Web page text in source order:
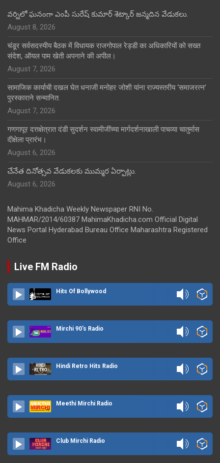
వర్నిలో ఘనంగా ఎంపీ సురేష్ కుమార్ శెట్కార్ జన్మదిన వేడుకలు.
August 8, 2026
चंडूर सर्वसदस्यीय बैठक में विधायक राजगोपाल रेड्डी का अधिकारियों को सख्त
संदेश, ऑयल पाम खेती अपनाने की अपील।
August 7, 2026
सामाजिक कार्याची दखल घेत धनाजी मनोहर जोशी यांना राज्यस्तरीय ‘समाजरत्न’
पुरस्काराने सन्मानित.
August 7, 2026
गणगापूर दत्तक्षेत्रात दंडी सुदर्शन स्वामीजींच्या मार्गदर्शनाखाली पाचव्या चातुर्मास
दीक्षेला प्रारंभ।
August 6, 2026
చేనేత దినోత్సవ వేడుకలకు ముమ్మర ఏర్పాట్లు.
August 6, 2026
Mahima Khadicha Weekly Newspaper RNI No.
MAHMAR/2014/60387 MahimaKhadicha.com Official Digital
News Portal Hyderabad Bureau Office Maharashtra Registered
Office
Live FM Radio
Hits Of Bollywood
Mirchi 90's Radio
Hindi Retro Hits Radio
Meethi Mirchi Radio
Club Mirchi Radio